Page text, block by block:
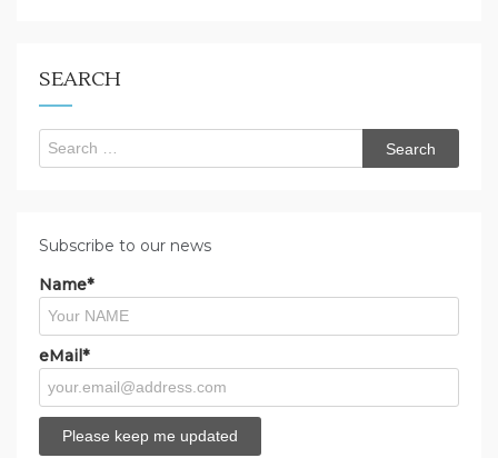
SEARCH
Search
for:
Subscribe to our news
Name*
eMail*